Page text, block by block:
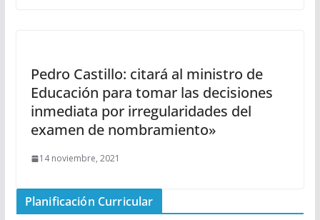
Pedro Castillo: citará al ministro de
Educación para tomar las decisiones
inmediata por irregularidades del
examen de nombramiento»
14 noviembre, 2021
Planificación Curricular